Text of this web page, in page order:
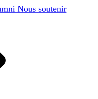
Nous soutenir